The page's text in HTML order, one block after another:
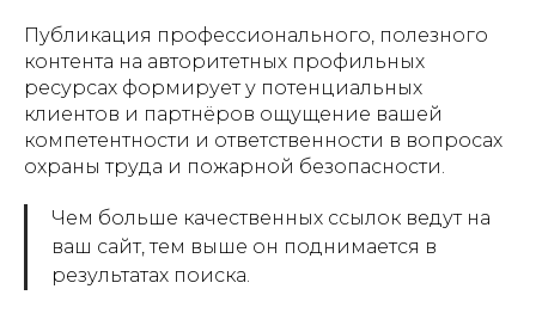
Публикация профессионального, полезного
контента на авторитетных профильных
ресурсах формирует у потенциальных
клиентов и партнёров ощущение вашей
компетентности и ответственности в вопросах
охраны труда и пожарной безопасности.
Чем больше качественных ссылок ведут на
ваш сайт, тем выше он поднимается в
результатах поиска.